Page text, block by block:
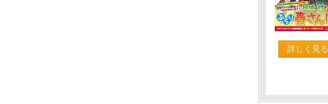
詳しく見る